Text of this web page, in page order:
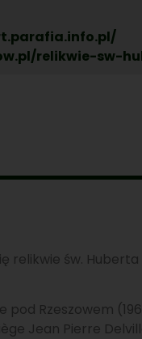
relikwie-sw-
relikwie św.
pod Rzeszowem
Jean Pierre